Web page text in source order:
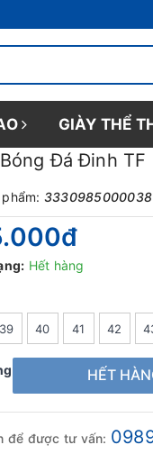
GIÀY THỂ
Đá Đinh
3330985000038
Hết hàng
39 40 41 42
HẾT
để được tư vấn: